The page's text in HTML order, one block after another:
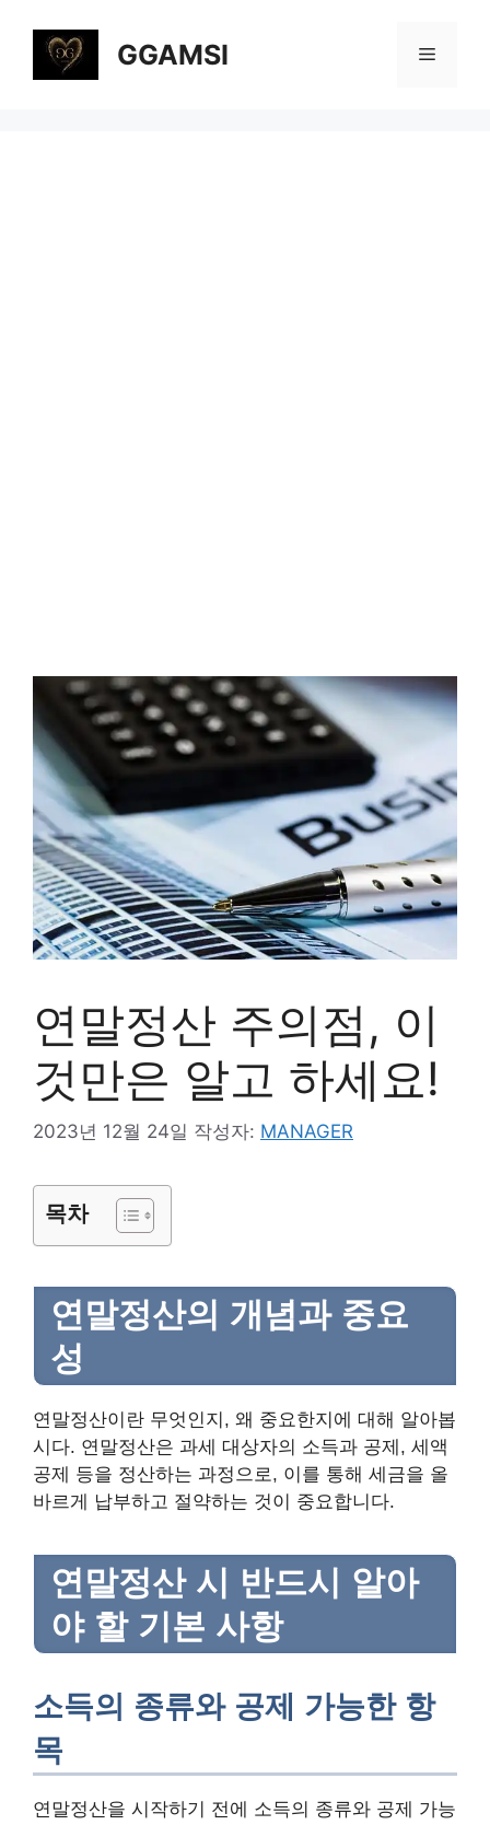
GGAMSI 메
연말정산 주의점, 이
것만은 알고 하세요!
2023년 12월 24일 작성자: MANAGER
목차
연말정산의 개념과 중요
성
연말정산이란 무엇인지, 왜 중요한지에 대해 알아봅
시다. 연말정산은 과세 대상자의 소득과 공제, 세액
공제 등을 정산하는 과정으로, 이를 통해 세금을 올
바르게 납부하고 절약하는 것이 중요합니다.
연말정산 시 반드시 알아
야 할 기본 사항
소득의 종류와 공제 가능한 항
목
연말정산을 시작하기 전에 소득의 종류와 공제 가능